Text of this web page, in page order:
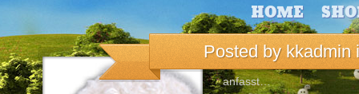
HOME
Posted by kkadmin
Da macht das Geld
anfasst…